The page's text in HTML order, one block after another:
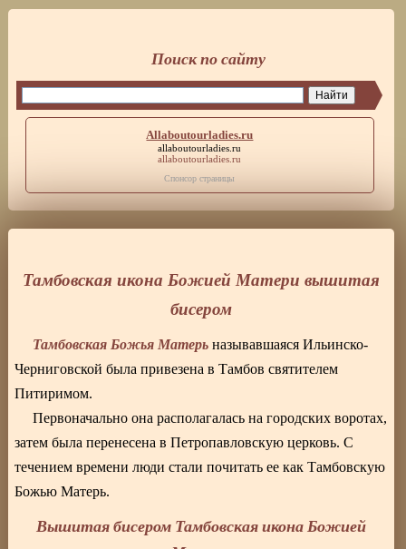
Тамбовская икона Божией Матери вышитая
бисером
Тамбовская Божья Матерь называвшаяся Ильинско-
Черниговской была привезена в Тамбов святителем
Питиримом.
Первоначально она располагалась на городских воротах,
затем была перенесена в Петропавловскую церковь. С
течением времени люди стали почитать ее как Тамбовскую
Божью Матерь.
Вышитая бисером Тамбовская икона Божией
Поиск по сайту
Allaboutourladies.ru
allaboutourladies.ru
allaboutourladies.ru
Спонсор страницы